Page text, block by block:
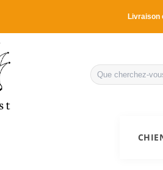
Livraison
Recherche
pour :